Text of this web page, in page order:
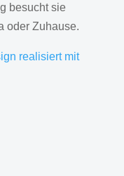
besucht sie
oder Zuhause.
realisiert mit